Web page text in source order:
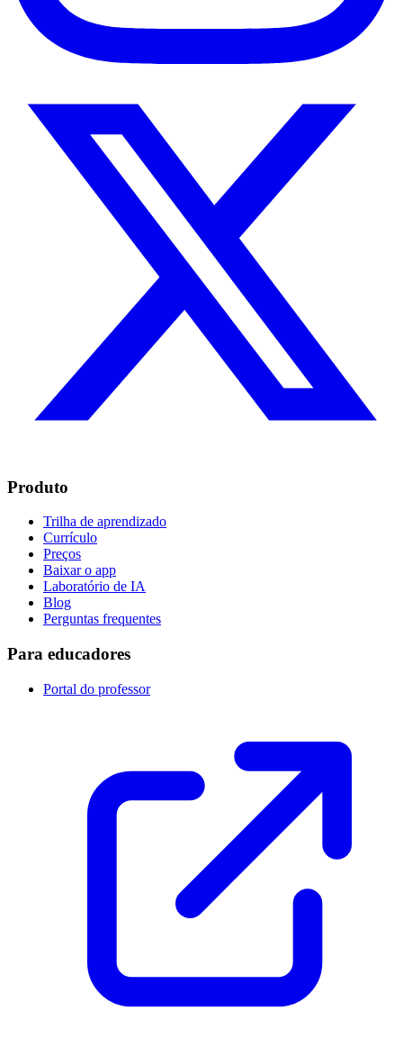
Produto
Trilha de aprendizado
Currículo
Preços
Baixar o app
Laboratório de IA
Blog
Perguntas frequentes
Para educadores
Portal do professor